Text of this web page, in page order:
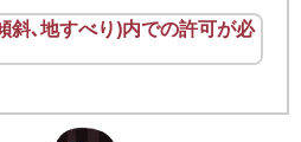
斜､地すべり)内での許可が必